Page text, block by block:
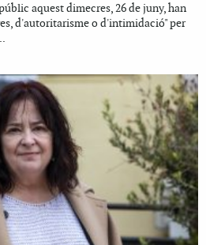
aquest dimecres, 26 de juny, han
d'autoritarisme o d'intimidació" per